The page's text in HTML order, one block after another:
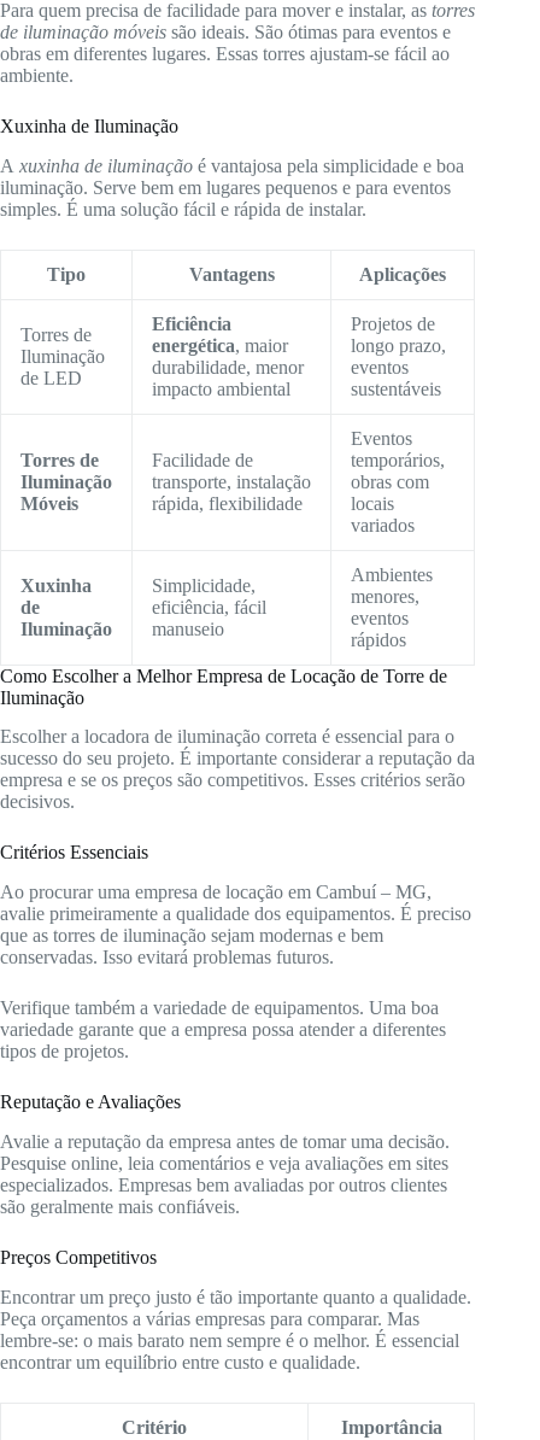
Para quem precisa de facilidade para mover e instalar, as torres
de iluminação móveis são ideais. São ótimas para eventos e
obras em diferentes lugares. Essas torres ajustam-se fácil ao
ambiente.
Xuxinha de Iluminação
A xuxinha de iluminação é vantajosa pela simplicidade e boa
iluminação. Serve bem em lugares pequenos e para eventos
simples. É uma solução fácil e rápida de instalar.
Tipo Vantagens Aplicações
Torres de
Iluminação
de LED
Eficiência
energética, maior
durabilidade, menor
impacto ambiental
Projetos de
longo prazo,
eventos
sustentáveis
Torres de
Iluminação
Móveis
Facilidade de
transporte, instalação
rápida, flexibilidade
Eventos
temporários,
obras com
locais
variados
Xuxinha
de
Iluminação
Simplicidade,
eficiência, fácil
manuseio
Ambientes
menores,
eventos
rápidos
Como Escolher a Melhor Empresa de Locação de Torre de
Iluminação
Escolher a locadora de iluminação correta é essencial para o
sucesso do seu projeto. É importante considerar a reputação da
empresa e se os preços são competitivos. Esses critérios serão
decisivos.
Critérios Essenciais
Ao procurar uma empresa de locação em Cambuí – MG,
avalie primeiramente a qualidade dos equipamentos. É preciso
que as torres de iluminação sejam modernas e bem
conservadas. Isso evitará problemas futuros.
Verifique também a variedade de equipamentos. Uma boa
variedade garante que a empresa possa atender a diferentes
tipos de projetos.
Reputação e Avaliações
Avalie a reputação da empresa antes de tomar uma decisão.
Pesquise online, leia comentários e veja avaliações em sites
especializados. Empresas bem avaliadas por outros clientes
são geralmente mais confiáveis.
Preços Competitivos
Encontrar um preço justo é tão importante quanto a qualidade.
Peça orçamentos a várias empresas para comparar. Mas
lembre-se: o mais barato nem sempre é o melhor. É essencial
encontrar um equilíbrio entre custo e qualidade.
Critério Importância